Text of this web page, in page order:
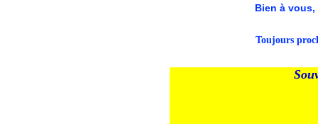
Bien à vous,
Toujours